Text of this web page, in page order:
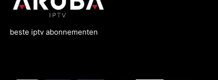
beste iptv abonnementen